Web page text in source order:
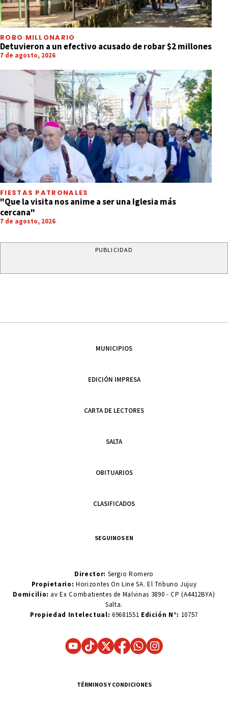
ROBO MILLONARIO
Detuvieron a un efectivo acusado de robar $2 millones
7 de agosto, 2026
FIESTAS PATRONALES
"Que la visita nos anime a ser una Iglesia más
cercana"
7 de agosto, 2026
PUBLICIDAD
MUNICIPIOS
EDICIÓN IMPRESA
CARTA DE LECTORES
SALTA
OBITUARIOS
CLASIFICADOS
SEGUINOS EN
Director: Sergio Romero
Propietario:Horizontes On Line SA. El Tribuno Jujuy
Domicilio: av Ex Combatientes de Malvinas 3890 - CP (A4412BYA)
Salta.
Propiedad Intelectual: 69681551 Edición N°: 10757
TÉRMINOS Y CONDICIONES